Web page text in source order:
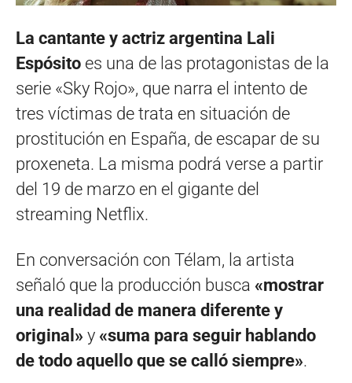
La cantante y actriz argentina Lali
Espósito es una de las protagonistas de la
serie «Sky Rojo», que narra el intento de
tres víctimas de trata en situación de
prostitución en España, de escapar de su
proxeneta. La misma podrá verse a partir
del 19 de marzo en el gigante del
streaming Netflix.
En conversación con Télam, la artista
señaló que la producción busca «mostrar
una realidad de manera diferente y
original» y «suma para seguir hablando
de todo aquello que se calló siempre».